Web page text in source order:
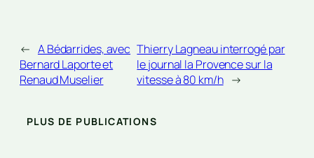
← A Bédarrides, avec
Bernard Laporte et
Renaud Muselier
Thierry Lagneau interrogé par
le journal la Provence sur la
vitesse à 80 km/h →
PLUS DE PUBLICATIONS